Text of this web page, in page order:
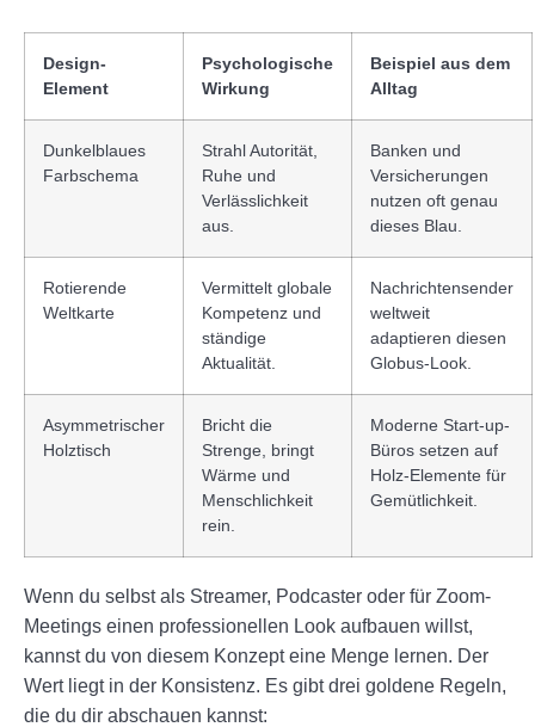
Design-
Element
Psychologische
Wirkung
Beispiel aus dem
Alltag
Dunkelblaues
Farbschema
Strahl Autorität,
Ruhe und
Verlässlichkeit
aus.
Banken und
Versicherungen
nutzen oft genau
dieses Blau.
Rotierende
Weltkarte
Vermittelt globale
Kompetenz und
ständige
Aktualität.
Nachrichtensender
weltweit
adaptieren diesen
Globus-Look.
Asymmetrischer
Holztisch
Bricht die
Strenge, bringt
Wärme und
Menschlichkeit
rein.
Moderne Start-up-
Büros setzen auf
Holz-Elemente für
Gemütlichkeit.
Wenn du selbst als Streamer, Podcaster oder für Zoom-
Meetings einen professionellen Look aufbauen willst,
kannst du von diesem Konzept eine Menge lernen. Der
Wert liegt in der Konsistenz. Es gibt drei goldene Regeln,
die du dir abschauen kannst: